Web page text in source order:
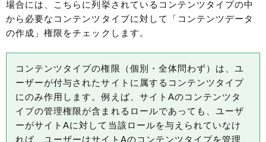
場合には、こちらに列挙されているコンテンツタイプの中
から必要なコンテンツタイプに対して「コンテンツデータ
の作成」権限をチェックします。
コンテンツタイプの権限（個別・全体問わず）は、ユ
ーザーが付与されたサイトに属するコンテンツタイプ
にのみ作用します。例えば、サイトAのコンテンツタ
イプの管理権限が含まれるロールであっても、ユーザ
ーがサイトAに対して当該ロールを与えられていなけ
れば、ユーザーはサイトAのコンテンツタイプを管理